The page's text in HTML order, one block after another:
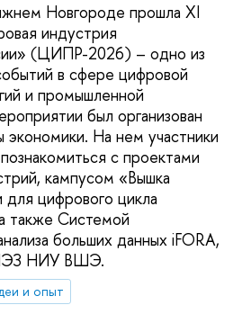
Новгороде прошла XI
индустрия
(ЦИПР-2026) – одно из
в сфере цифровой
и промышленной
был организован
На нем участники
с проектами
кампусом «Вышка
цифрового цикла
также Системой
больших данных iFORA,
НИУ ВШЭ.
и опыт